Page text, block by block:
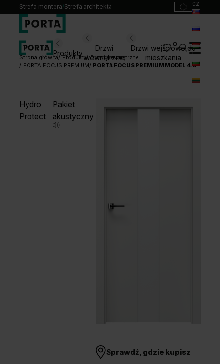
Strefa montera/Strefa architekta cz
hu
Produkty
Drzwi
wewnętrzne
Drzwi wejściowe do
mieszkania
0
Wybierz swoje drzwi
Katalogi
Kontakt
Strona główna Produkty Drzwi wewnętrzne
PORTA FOCUS PREMIUM
PORTA FOCUS PREMIUM MODEL 4.C
Hydro
Protect
Pakiet
akustyczny
Sprawdź, gdzie kupisz